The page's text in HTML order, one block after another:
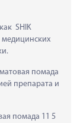
SHIK
медицинских
помада
препарата и
помада 11 5